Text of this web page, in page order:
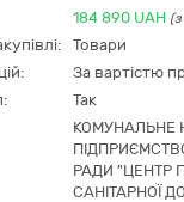
184 890 UAH
Товари
За вартістю
Так
КОМУНАЛЬНЕ
РАДИ "ЦЕНТР
САНІТАРНОЇ